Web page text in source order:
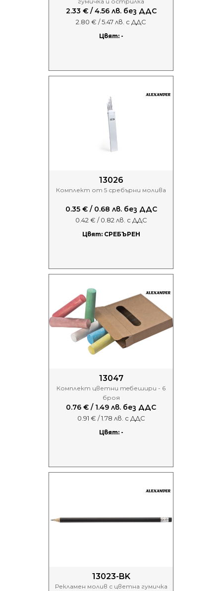
2.33 € / 4.56 лв. без ДДС
2.80 € / 5.47 лв. с ДДС
Цвят: -
13026
Комплект от 5 сребърни молива
0.35 € / 0.68 лв. без ДДС
0.42 € / 0.82 лв. с ДДС
Цвят: СРЕБЪРЕН
13047
Комплект цветни тeбешири - 6
броя
0.76 € / 1.49 лв. без ДДС
0.91 € / 1.78 лв. с ДДС
Цвят: -
13023-BK
Рекламен молив с цветна гумичка